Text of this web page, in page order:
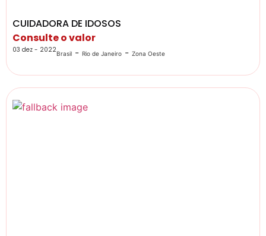
CUIDADORA DE IDOSOS
Consulte o valor
03 dez - 2022Brasil - Rio de Janeiro - Zona Oeste